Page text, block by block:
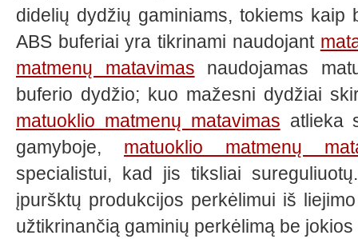
didelių dydžių gaminiams, tokiems kaip
ABS buferiai yra tikrinami naudojant
matmenų matavimas naudojamas
buferio dydžio; kuo mažesni dydžiai
matuoklio matmenų matavimas atlieka
gamyboje, matuoklio matmenų
specialistui, kad jis tiksliai
įpuršktų produkcijos perkėlimui iš
užtikrinančią gaminių perkėlimą be jokios